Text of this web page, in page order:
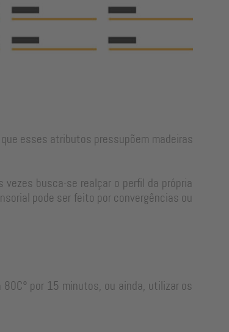
esses atributos pressupõem madeiras
busca-se realçar o perfil da própria
pode ser feito por convergências ou
por 15 minutos, ou ainda, utilizar os